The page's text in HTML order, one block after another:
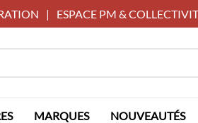
| ESPACE PM &
MARQUES NOUVEAUTÉS